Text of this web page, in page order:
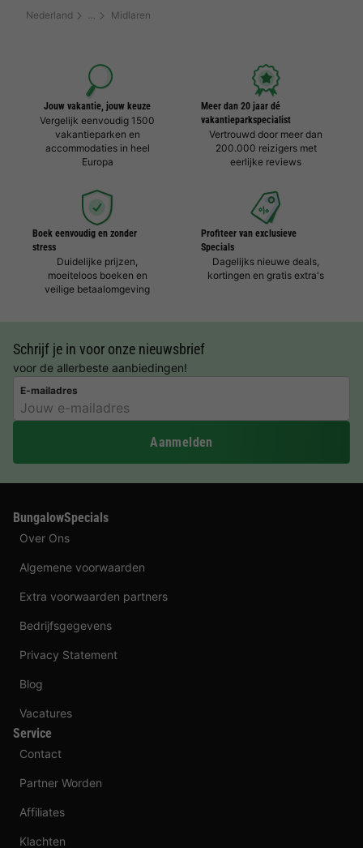
Nederland Midlaren
Jouw vakantie, jouw keuze
Vergelijk eenvoudig 1500
vakantieparken en
accommodaties in heel
Europa
Meer dan 20 jaar dé
vakantieparkspecialist
Vertrouwd door meer dan
200.000 reizigers met
eerlijke reviews
Boek eenvoudig en zonder
stress
Duidelijke prijzen,
moeiteloos boeken en
veilige betaalomgeving
Profiteer van exclusieve
Specials
Dagelijks nieuwe deals,
kortingen en gratis extra's
Schrijf je in voor onze nieuwsbrief
voor de allerbeste aanbiedingen!
E-mailadres
Aanmelden
BungalowSpecials
Over Ons
Algemene voorwaarden
Extra voorwaarden partners
Bedrijfsgegevens
Privacy Statement
Blog
Vacatures
Service
Contact
Partner Worden
Affiliates
Klachten